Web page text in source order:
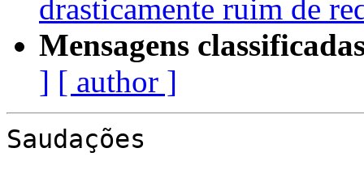
drasticamente ruim de
Mensagens
] [ author ]
Saudações